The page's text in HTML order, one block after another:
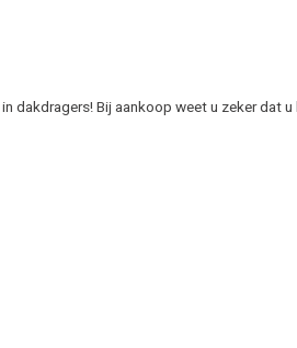
in dakdragers! Bij aankoop weet u zeker dat